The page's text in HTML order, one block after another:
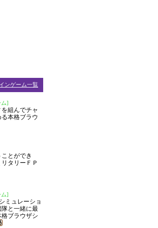
ンゲーム一覧
ム]
組んでチャ
本格ブラウ
とができ
タリーＦＰ
ム]
ミュレーショ
と一緒に最
ブラウザシ